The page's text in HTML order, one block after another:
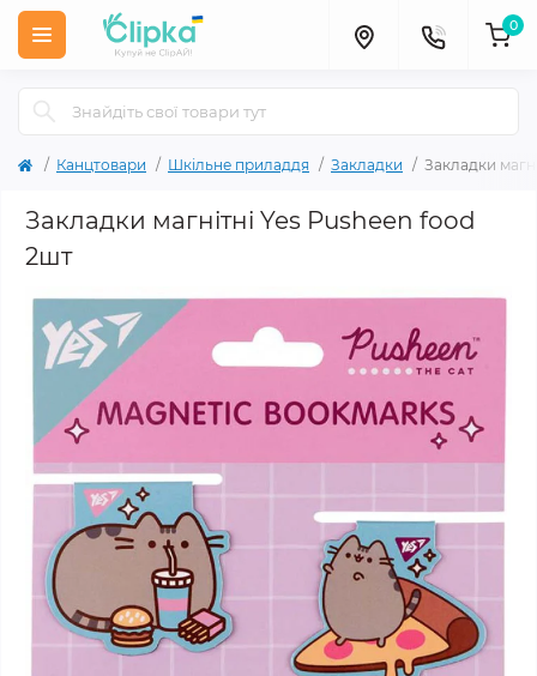
0
Канцтовари Шкільне приладдя Закладки Закладки
Закладки магнітні Yes Pusheen food
2шт